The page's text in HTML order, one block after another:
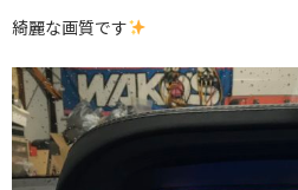
綺麗な画質です